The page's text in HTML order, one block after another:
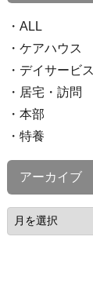
ALL
ケアハウス
デイサービス
居宅・訪問
本部
特養
アーカイブ